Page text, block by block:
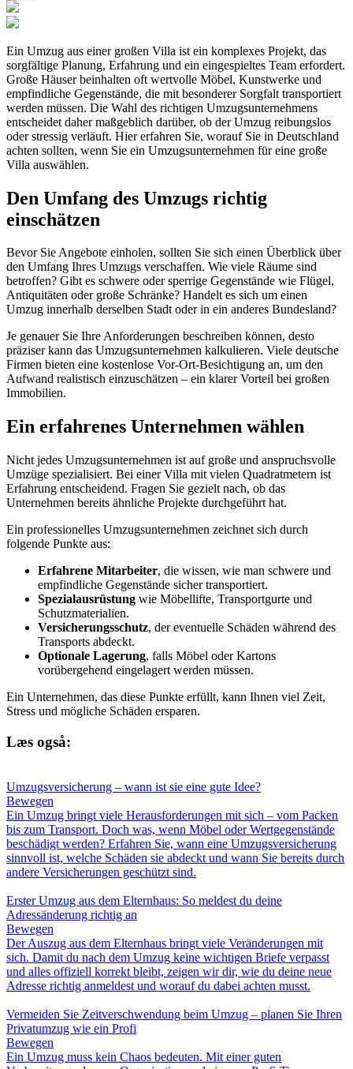
Ein Umzug aus einer großen Villa ist ein komplexes Projekt, das
sorgfältige Planung, Erfahrung und ein eingespieltes Team erfordert.
Große Häuser beinhalten oft wertvolle Möbel, Kunstwerke und
empfindliche Gegenstände, die mit besonderer Sorgfalt transportiert
werden müssen. Die Wahl des richtigen Umzugsunternehmens
entscheidet daher maßgeblich darüber, ob der Umzug reibungslos
oder stressig verläuft. Hier erfahren Sie, worauf Sie in Deutschland
achten sollten, wenn Sie ein Umzugsunternehmen für eine große
Villa auswählen.
Den Umfang des Umzugs richtig
einschätzen
Bevor Sie Angebote einholen, sollten Sie sich einen Überblick über
den Umfang Ihres Umzugs verschaffen. Wie viele Räume sind
betroffen? Gibt es schwere oder sperrige Gegenstände wie Flügel,
Antiquitäten oder große Schränke? Handelt es sich um einen
Umzug innerhalb derselben Stadt oder in ein anderes Bundesland?
Je genauer Sie Ihre Anforderungen beschreiben können, desto
präziser kann das Umzugsunternehmen kalkulieren. Viele deutsche
Firmen bieten eine kostenlose Vor-Ort-Besichtigung an, um den
Aufwand realistisch einzuschätzen – ein klarer Vorteil bei großen
Immobilien.
Ein erfahrenes Unternehmen wählen
Nicht jedes Umzugsunternehmen ist auf große und anspruchsvolle
Umzüge spezialisiert. Bei einer Villa mit vielen Quadratmetern ist
Erfahrung entscheidend. Fragen Sie gezielt nach, ob das
Unternehmen bereits ähnliche Projekte durchgeführt hat.
Ein professionelles Umzugsunternehmen zeichnet sich durch
folgende Punkte aus:
Erfahrene Mitarbeiter, die wissen, wie man schwere und
empfindliche Gegenstände sicher transportiert.
Spezialausrüstung wie Möbellifte, Transportgurte und
Schutzmaterialien.
Versicherungsschutz, der eventuelle Schäden während des
Transports abdeckt.
Optionale Lagerung, falls Möbel oder Kartons
vorübergehend eingelagert werden müssen.
Ein Unternehmen, das diese Punkte erfüllt, kann Ihnen viel Zeit,
Stress und mögliche Schäden ersparen.
Læs også:
Umzugsversicherung – wann ist sie eine gute Idee?
Bewegen
Ein Umzug bringt viele Herausforderungen mit sich – vom Packen
bis zum Transport. Doch was, wenn Möbel oder Wertgegenstände
beschädigt werden? Erfahren Sie, wann eine Umzugsversicherung
sinnvoll ist, welche Schäden sie abdeckt und wann Sie bereits durch
andere Versicherungen geschützt sind.
Erster Umzug aus dem Elternhaus: So meldest du deine
Adressänderung richtig an
Bewegen
Der Auszug aus dem Elternhaus bringt viele Veränderungen mit
sich. Damit du nach dem Umzug keine wichtigen Briefe verpasst
und alles offiziell korrekt bleibt, zeigen wir dir, wie du deine neue
Adresse richtig anmeldest und worauf du dabei achten musst.
Vermeiden Sie Zeitverschwendung beim Umzug – planen Sie Ihren
Privatumzug wie ein Profi
Bewegen
Ein Umzug muss kein Chaos bedeuten. Mit einer guten